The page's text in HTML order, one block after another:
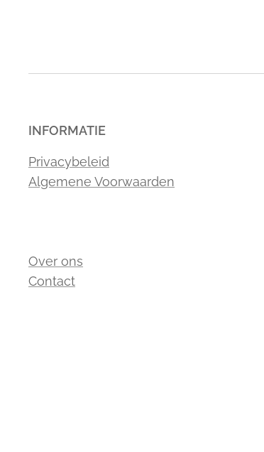
INFORMATIE
Privacybeleid
Algemene Voorwaarden
Over ons
Contact